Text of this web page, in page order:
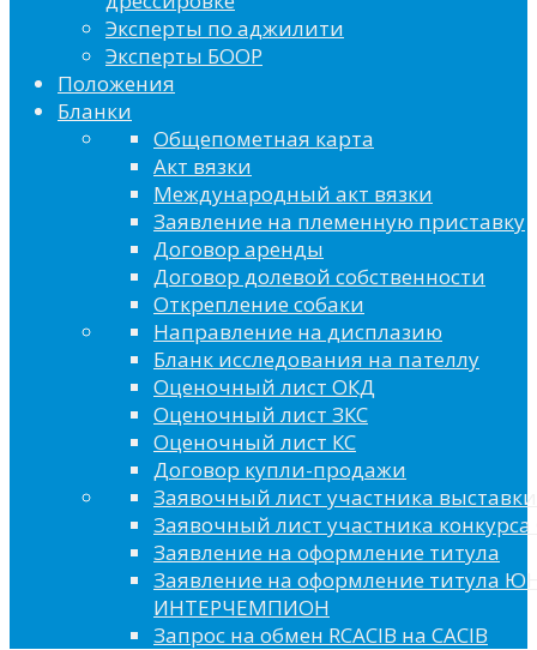
Эксперты по аджилити
Эксперты БООР
Положения
Бланки
Общепометная карта
Акт вязки
Международный акт вязки
Заявление на племенную приставку
Договор аренды
Договор долевой собственности
Открепление собаки
Направление на дисплазию
Бланк исследования на пателлу
Оценочный лист ОКД
Оценочный лист ЗКС
Оценочный лист КС
Договор купли-продажи
Заявочный лист участника выставки
Заявочный лист участника конкурса
Заявление на оформление титула
Заявление на оформление титула
ИНТЕРЧЕМПИОН
Запрос на обмен RCACIB на CACIB